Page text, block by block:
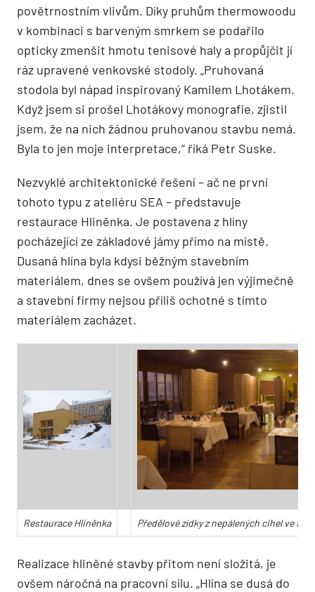
povětrnostním vlivům. Díky pruhům thermowoodu
v kombinaci s barveným smrkem se podařilo
opticky zmenšit hmotu tenisové haly a propůjčit jí
ráz upravené venkovské stodoly. „Pruhovaná
stodola byl nápad inspirovaný Kamilem Lhotákem.
Když jsem si prošel Lhotákovy monografie, zjistil
jsem, že na nich žádnou pruhovanou stavbu nemá.
Byla to jen moje interpretace,“ říká Petr Suske.
Nezvyklé architektonické řešení – ač ne první
tohoto typu z ateliéru SEA – představuje
restaurace Hliněnka. Je postavena z hlíny
pocházející ze základové jámy přímo na místě.
Dusaná hlína byla kdysi běžným stavebním
materiálem, dnes se ovšem používá jen výjimečně
a stavební firmy nejsou příliš ochotné s tímto
mate­riálem zacházet.
Restaurace Hliněnka Předělové zídky z nepálených cihel ve
Realizace hliněné stavby přitom není složitá, je
ovšem náročná na pracovní sílu. „Hlína se dusá do